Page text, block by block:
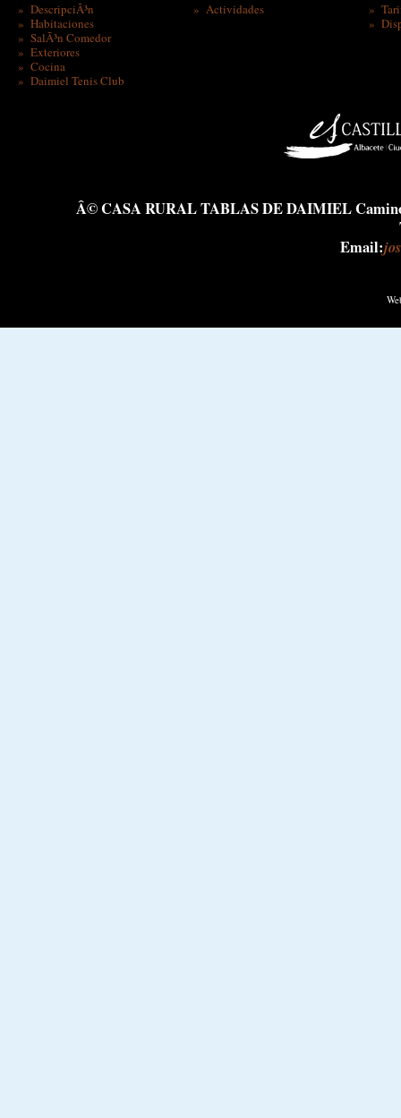
» DescripciÃ³n
» Habitaciones
» SalÃ³n Comedor
» Exteriores
» Cocina
» Daimiel Tenis Club
» Actividades
»
»
Â© CASA RURAL TABLAS DE DAIMIEL
Email: